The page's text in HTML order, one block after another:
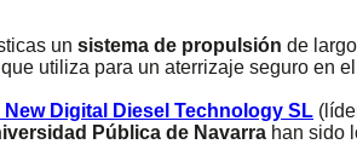
un sistema de propulsión de
que utiliza para un aterrizaje seguro en
New Digital Diesel Technology SL
Pública de Navarra han sido